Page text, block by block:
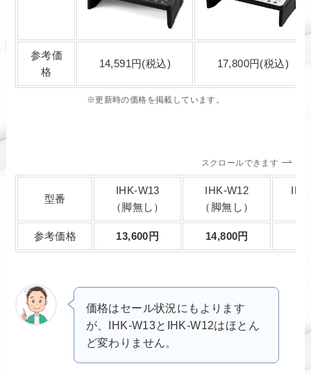
参考価
格
14,591円(税込) 17,800円(税込)
※更新時の価格を掲載しています。
スクロールできます
型番
IHK-W13
（脚無し）
IHK-W12
（脚無し）
参考価格 13,600円 14,800円
価格はセール状況にもよります
が、IHK-W13とIHK-W12はほとん
ど変わりません。